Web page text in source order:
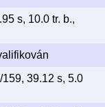
s, 10.0 tr. b.,
159, 39.12 s, 5.0